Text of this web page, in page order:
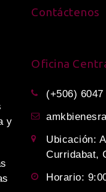
y
Contáctenos
Oficina
(+506) 6047
Ubicación:
Curridabat,
Horario: